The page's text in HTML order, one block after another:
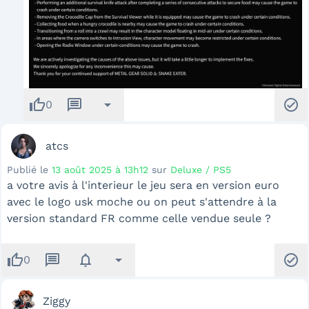
thumb_up0 message arrow_drop_down check_circle
atcs
Publié le 13 août 2025 à 13h12 sur Deluxe / PS5
a votre avis à l'interieur le jeu sera en version euro
avec le logo usk moche ou on peut s'attendre à la
version standard FR comme celle vendue seule ?
thumb_up0 message notifications arrow_drop_down check_circle
Ziggy